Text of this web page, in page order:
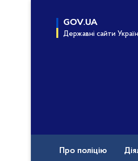
GOV.UA
Державні сайти
Про поліцію